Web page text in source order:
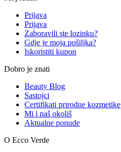
Prijava
Prijava
Zaboravili ste lozinku?
Gdje je moja pošiljka?
Iskoristiti kupon
Dobro je znati
Beauty Blog
Sastojci
Certifikati prirodne kozmetike
Mi i naš okoliš
Aktualne ponude
O Ecco Verde